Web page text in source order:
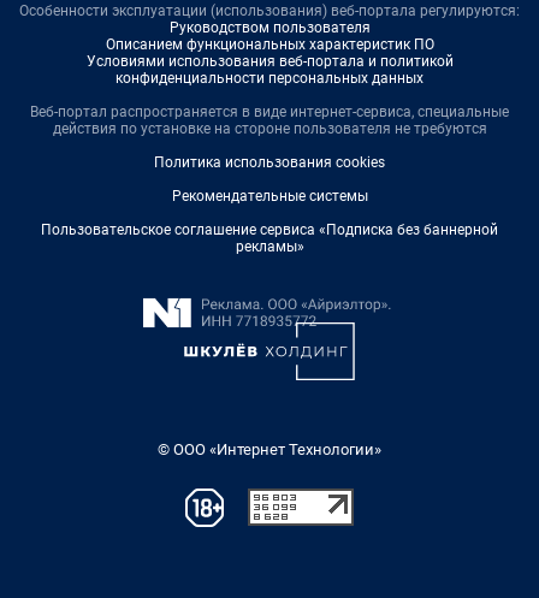
Особенности эксплуатации (использования) веб-портала регулируются:
Руководством пользователя
Описанием функциональных характеристик ПО
Условиями использования веб-портала и политикой
конфиденциальности персональных данных
Веб-портал распространяется в виде интернет-сервиса, специальные
действия по установке на стороне пользователя не требуются
Политика использования cookies
Рекомендательные системы
Пользовательское соглашение сервиса «Подписка без баннерной
рекламы»
© ООО «Интернет Технологии»